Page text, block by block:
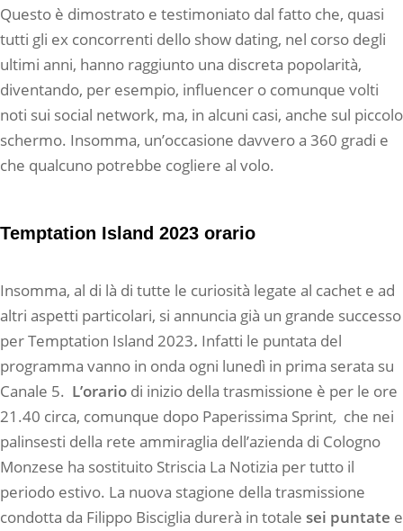
Questo è dimostrato e testimoniato dal fatto che, quasi
tutti gli ex concorrenti dello show dating, nel corso degli
ultimi anni, hanno raggiunto una discreta popolarità,
diventando, per esempio, influencer o comunque volti
noti sui social network, ma, in alcuni casi, anche sul piccolo
schermo. Insomma, un’occasione davvero a 360 gradi e
che qualcuno potrebbe cogliere al volo.
Temptation Island 2023 orario
Insomma, al di là di tutte le curiosità legate al cachet e ad
altri aspetti particolari, si annuncia già un grande successo
per Temptation Island 2023. Infatti le puntata del
programma vanno in onda ogni lunedì in prima serata su
Canale 5. L’orario di inizio della trasmissione è per le ore
21.40 circa, comunque dopo Paperissima Sprint, che nei
palinsesti della rete ammiraglia dell’azienda di Cologno
Monzese ha sostituito Striscia La Notizia per tutto il
periodo estivo. La nuova stagione della trasmissione
condotta da Filippo Bisciglia durerà in totale sei puntate e